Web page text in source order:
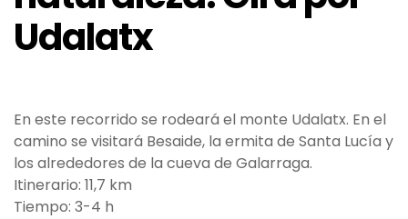
Udalatx
En este recorrido se rodeará el monte Udalatx. En el
camino se visitará Besaide, la ermita de Santa Lucía y
los alrededores de la cueva de Galarraga.
Itinerario: 11,7 km
Tiempo: 3-4 h